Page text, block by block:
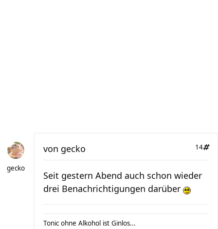
gecko
14
von gecko
Seit gestern Abend auch schon wieder
drei Benachrichtigungen darüber
Tonic ohne Alkohol ist Ginlos...